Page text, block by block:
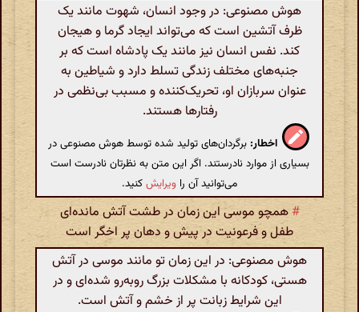
هوش مصنوعی: در وجود انسان، شهوت مانند یک
ظرف آتشین است که می‌تواند ایجاد گرما و هیجان
کند. نفس انسان نیز مانند یک پادشاه است که بر
جنبه‌های مختلف زندگی تسلط دارد و شیاطین به
عنوان سربازان او، تحریک‌کننده و مسبب بی‌نظمی در
رفتارها هستند.
اخطار: برگردان‌های تولید شده توسط هوش مصنوعی در
بسیاری از موارد نادرستند. اگر این متن به نظرتان نادرست است
می‌توانید آن را ویرایشکنید.
# همچو موسی این زمان در طشت آتش مانده‌ای
طفل و فرعونیت در پیش و دهان پر اخگر است
هوش مصنوعی: در این زمان تو مانند موسی در آتش
هستی، کودکانه با مشکلات بزرگ روبه‌رو شده‌ای و در
این شرایط زبانت پر از خشم و آتش است.